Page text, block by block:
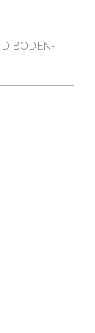
BODEN-M